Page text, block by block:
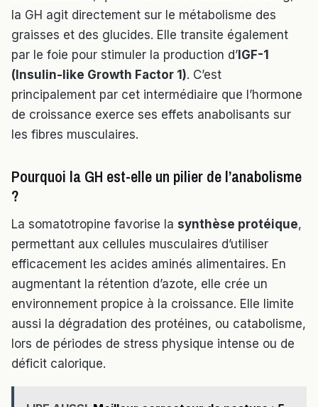
la GH agit directement sur le métabolisme des
graisses et des glucides. Elle transite également
par le foie pour stimuler la production d’ IGF-1
(Insulin-like Growth Factor 1). C’est
principalement par cet intermédiaire que l’hormone
de croissance exerce ses effets anabolisants sur
les fibres musculaires.
Pourquoi la GH est-elle un pilier de l’anabolisme
?
La somatotropine favorise la synthèse protéique,
permettant aux cellules musculaires d’utiliser
efficacement les acides aminés alimentaires. En
augmentant la rétention d’azote, elle crée un
environnement propice à la croissance. Elle limite
aussi la dégradation des protéines, ou catabolisme,
lors de périodes de stress physique intense ou de
déficit calorique.